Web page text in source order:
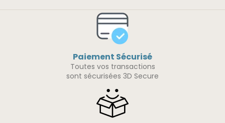
Paiement Sécurisé
Toutes vos transactions
sont sécurisées 3D Secure